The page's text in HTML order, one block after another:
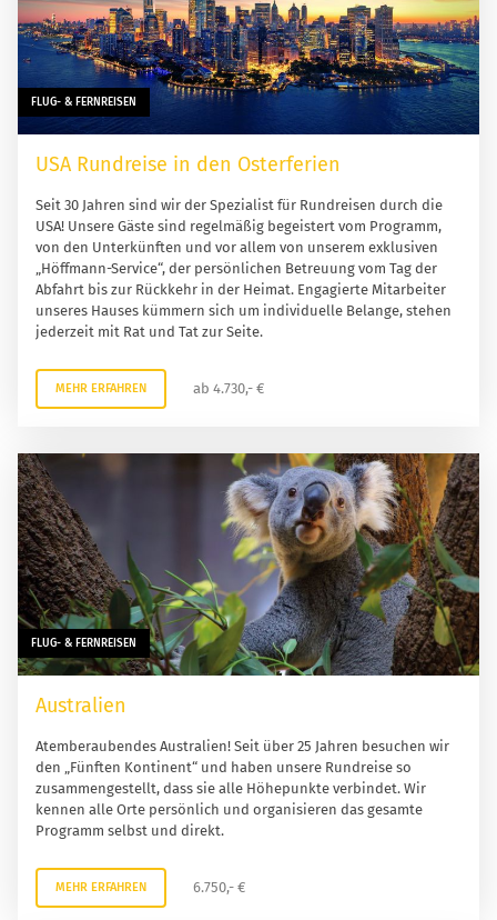
FLUG- & FERNREISEN
USA Rundreise in den Osterferien
Seit 30 Jahren sind wir der Spezialist für Rundreisen durch die
USA! Unsere Gäste sind regelmäßig begeistert vom Programm,
von den Unterkünften und vor allem von unserem exklusiven
„Höffmann-Service“, der persönlichen Betreuung vom Tag der
Abfahrt bis zur Rückkehr in der Heimat. Engagierte Mitarbeiter
unseres Hauses kümmern sich um individuelle Belange, stehen
jederzeit mit Rat und Tat zur Seite.
MEHR ERFAHREN ab 4.730,- €
FLUG- & FERNREISEN
Australien
Atemberaubendes Australien! Seit über 25 Jahren besuchen wir
den „Fünften Kontinent“ und haben unsere Rundreise so
zusammengestellt, dass sie alle Höhepunkte verbindet. Wir
kennen alle Orte persönlich und organisieren das gesamte
Programm selbst und direkt.
MEHR ERFAHREN 6.750,- €